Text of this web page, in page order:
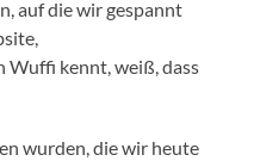
auf die wir ges­pan­nt
Wuf­fi ken­nt, weiß, dass
wur­den, die wir heute